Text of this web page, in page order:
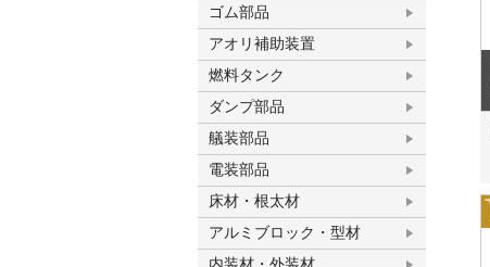
ゴム部品
アオリ補助装置
燃料タンク
ダンプ部品
艤装部品
電装部品
床材・根太材
アルミブロック・型材